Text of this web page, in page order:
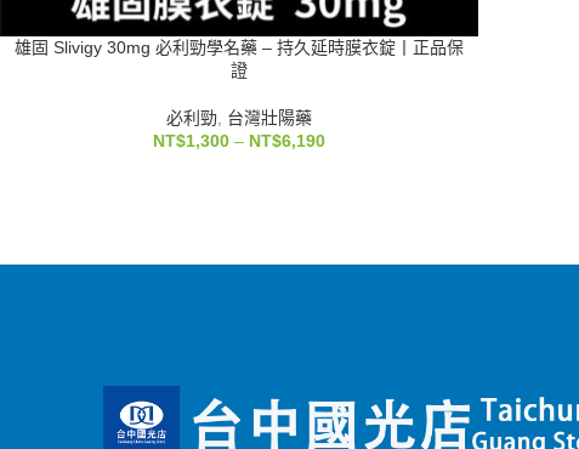
雄固 Slivigy 30mg 必利勁學名藥 – 持久延時膜衣錠丨正品保
證
必利勁 台灣壯陽藥
NT$1,300 – NT$6,190